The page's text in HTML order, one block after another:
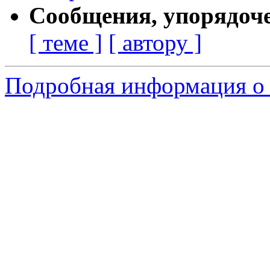
Сообщения,
[ теме ] [ автору ]
Подробная информация